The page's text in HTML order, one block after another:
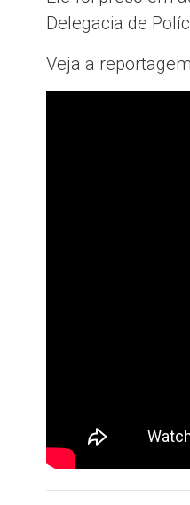
Delegacia de
Veja a